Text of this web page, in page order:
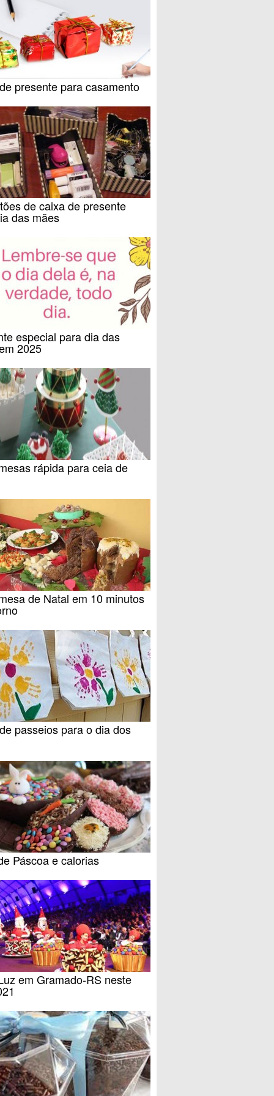
presente para casamento
de caixa de presente
das mães
especial para dia das
2025
rápida para ceia de
de Natal em 10 minutos
passeios para o dia dos
Páscoa e calorias
em Gramado-RS neste